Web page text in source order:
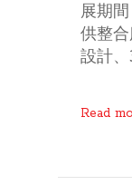
展期
供整
設計
Read